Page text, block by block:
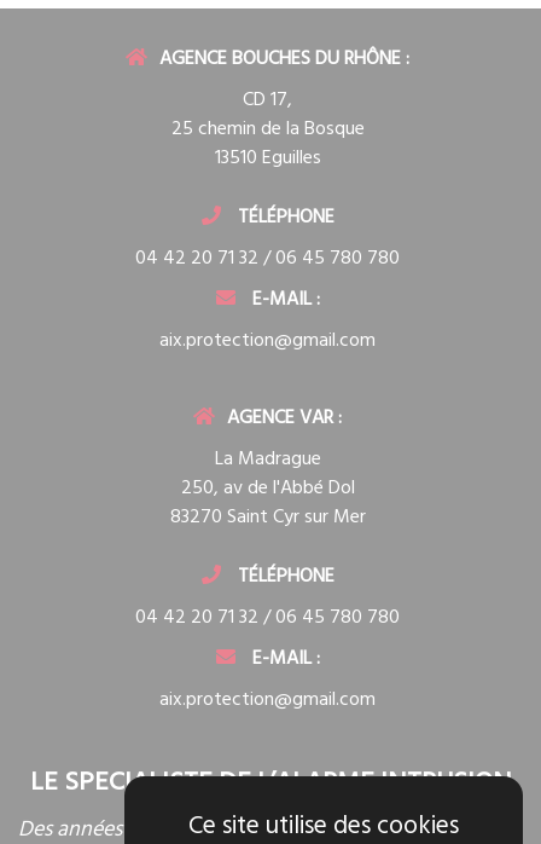
AGENCE BOUCHES DU RHÔNE :
CD 17,
25 chemin de la Bosque
13510 Eguilles
TÉLÉPHONE
04 42 20 71 32 / 06 45 780 780
E-MAIL :
aix.protection@gmail.com
AGENCE VAR :
La Madrague
250, av de l'Abbé Dol
83270 Saint Cyr sur Mer
TÉLÉPHONE
04 42 20 71 32 / 06 45 780 780
E-MAIL :
aix.protection@gmail.com
LE SPECIALISTE DE L’ALARME INTRUSION
Des années d'expérience au service de nos clients. Une
Ce site utilise des cookies